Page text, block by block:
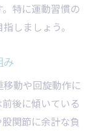
特に運動習慣の
しましょう。
み
動や回旋動作に
後に傾いている
関節に余計な負